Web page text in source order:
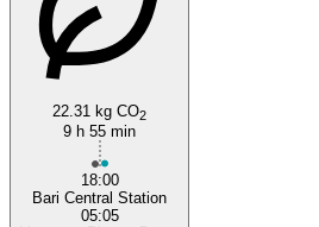
22.31 kg CO2
9 h 55 min
18:00
Bari Central Station
05:05